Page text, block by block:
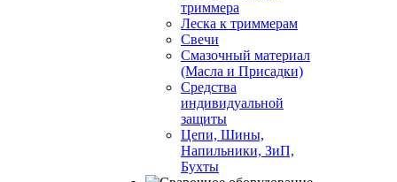
триммера
Леска к триммерам
Свечи
Смазочный материал
(Масла и Присадки)
Средства
индивидуальной
защиты
Цепи, Шины,
Напильники, ЗиП,
Бухты